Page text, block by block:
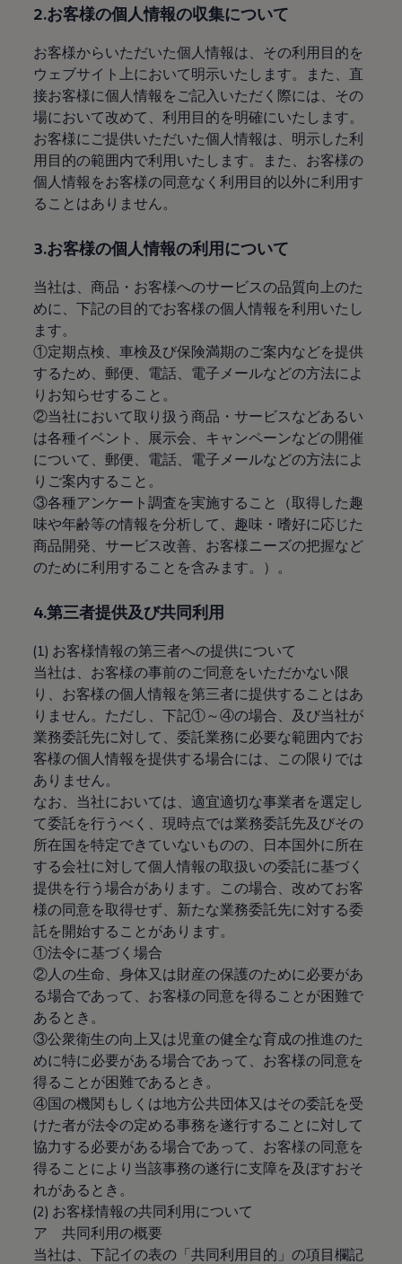
モデル別月々のお支払い例
カスタマーポータル 登録・ログイン
Match Maker 登録・ログイン
補助金・エコカー優遇制度
補助金・エコカー優遇制度
ID.4
Golf
Golf Variant
Passat
ID. Buzz
アフターサービス
サービスと純正部品
点検と車検
修理と点検
ホイールとタイヤ
路上故障に関するサポート
Lifestyle & goods
Car Navigation System
Drive Recorder
お客様情報
リサイクルへの取組み
警告灯とインジケーターランプ
特定整備情報
ユーザーガイド
運転上の注意
自動車リサイクル法
ロイヤリティプログラム
安心プログラム
メンテナンスプログラム
延長保証ウォルフィサポート
認定中古車
延長保証サービスガイド
9つの約束
スマート買取
キャンペーン/ファイナンスプログラム
フォルクスワーゲンについて
企業情報
会社概要
会社概要EN
正規ディーラー地域別採用情報
倫理・リスク管理・コンプライアンス
プレスリリース
2025
2024
2023
2022
2021
2020
2019
2018
2017
2016
2015
リコール関連情報
セーフティ マイスター
2.お客様の個人情報の収集について
お客様からいただいた個人情報は、その利用目的を
ウェブサイト上において明示いたします。また、直
接お客様に個人情報をご記入いただく際には、その
場において改めて、利用目的を明確にいたします。
お客様にご提供いただいた個人情報は、明示した利
用目的の範囲内で利用いたします。また、お客様の
個人情報をお客様の同意なく利用目的以外に利用す
ることはありません。
3.お客様の個人情報の利用について
当社は、商品・お客様へのサービスの品質向上のた
めに、下記の目的でお客様の個人情報を利用いたし
ます。
①定期点検、車検及び保険満期のご案内などを提供
するため、郵便、電話、電子メールなどの方法によ
りお知らせすること。
②当社において取り扱う商品・サービスなどあるい
は各種イベント、展示会、キャンペーンなどの開催
について、郵便、電話、電子メールなどの方法によ
りご案内すること。
③各種アンケート調査を実施すること（取得した趣
味や年齢等の情報を分析して、趣味・嗜好に応じた
商品開発、サービス改善、お客様ニーズの把握など
のために利用することを含みます。）。
4.第三者提供及び共同利用
(1) お客様情報の第三者への提供について
当社は、お客様の事前のご同意をいただかない限
り、お客様の個人情報を第三者に提供することはあ
りません。ただし、下記①～④の場合、及び当社が
業務委託先に対して、委託業務に必要な範囲内でお
客様の個人情報を提供する場合には、この限りでは
ありません。
なお、当社においては、適宜適切な事業者を選定し
て委託を行うべく、現時点では業務委託先及びその
所在国を特定できていないものの、日本国外に所在
する会社に対して個人情報の取扱いの委託に基づく
提供を行う場合があります。この場合、改めてお客
様の同意を取得せず、新たな業務委託先に対する委
託を開始することがあります。
①法令に基づく場合
②人の生命、身体又は財産の保護のために必要があ
る場合であって、お客様の同意を得ることが困難で
あるとき。
③公衆衛生の向上又は児童の健全な育成の推進のた
めに特に必要がある場合であって、お客様の同意を
得ることが困難であるとき。
④国の機関もしくは地方公共団体又はその委託を受
けた者が法令の定める事務を遂行することに対して
協力する必要がある場合であって、お客様の同意を
得ることにより当該事務の遂行に支障を及ぼすおそ
れがあるとき。
(2) お客様情報の共同利用について
ア 共同利用の概要
当社は、下記イの表の「共同利用目的」の項目欄記